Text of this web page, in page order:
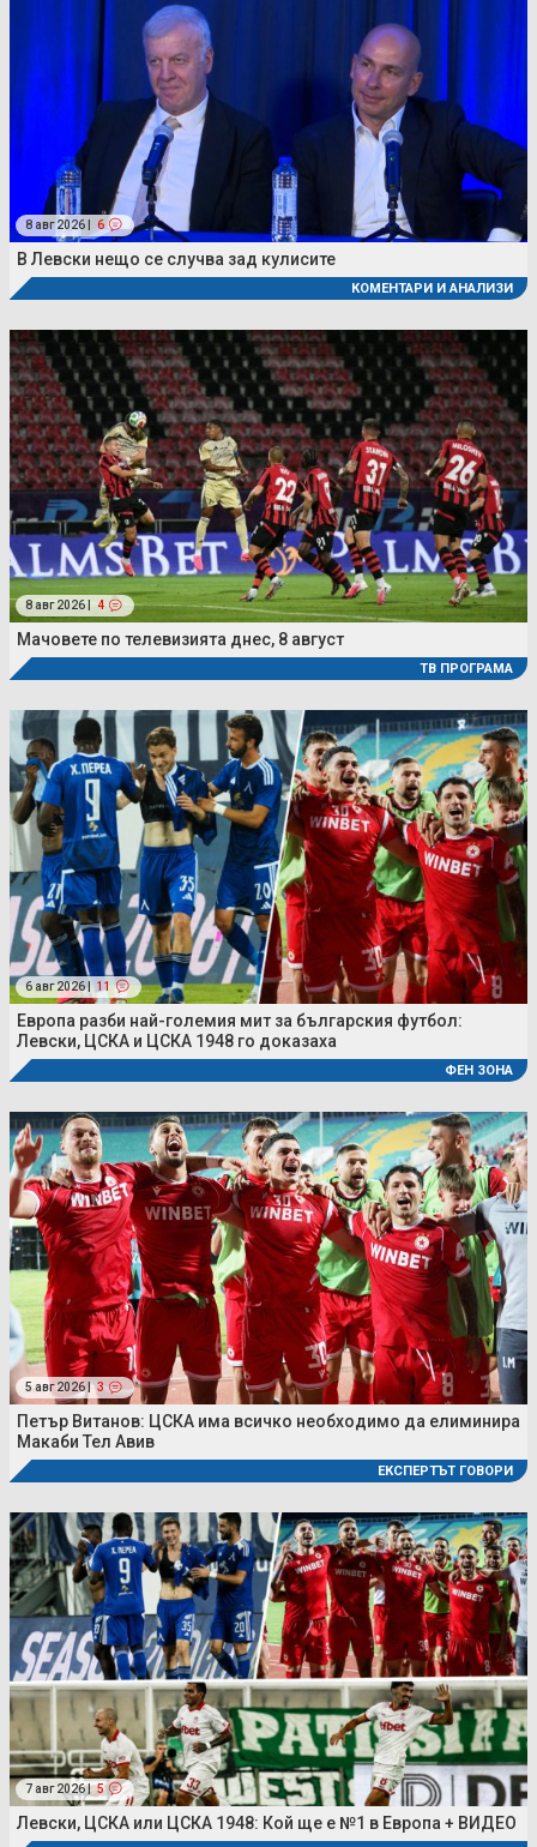
8 авг 2026 | 6
В Левски нещо се случва зад кулисите
КОМЕНТАРИ И АНАЛИЗИ
8 авг 2026 | 4
Мачовете по телевизията днес, 8 август
ТВ ПРОГРАМА
6 авг 2026 | 11
Европа разби най-големия мит за българския футбол:
Левски, ЦСКА и ЦСКА 1948 го доказаха
ФЕН ЗОНА
5 авг 2026 | 3
Петър Витанов: ЦСКА има всичко необходимо да елиминира
Макаби Тел Авив
ЕКСПЕРТЪТ ГОВОРИ
7 авг 2026 | 5
Левски, ЦСКА или ЦСКА 1948: Кой ще е №1 в Европа + ВИДЕО